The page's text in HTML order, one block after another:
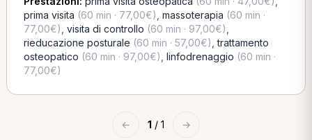
prima visita (60 min · 77,00€) massoterapia (60 min ·
77,00€) visita di controllo (60 min · 97,00€)
rieducazione posturale (60 min · 57,00€) ,trattamento
osteopatico (60 min · 97,00€) linfodrenaggio (60 min ·
77,00€)
← 1 / 1 →